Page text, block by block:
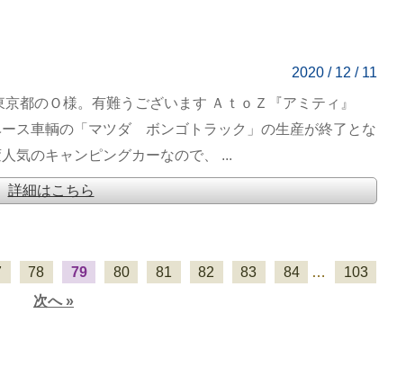
2020 / 12 / 11
都のＯ様。有難うございます ＡｔｏＺ『アミティ』
ス車輌の「マツダ ボンゴトラック」の生産が終了とな
気のキャンピングカーなので、 ...
詳細はこちら
78 79 80 81 82 83 84 …
103
次へ »